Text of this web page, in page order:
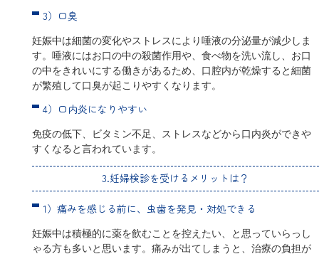
3）口臭
妊娠中は細菌の変化やストレスにより唾液の分泌量が減少しま
す。唾液にはお口の中の殺菌作用や、食べ物を洗い流し、お口
の中をきれいにする働きがあるため、口腔内が乾燥すると細菌
が繁殖して口臭が起こりやすくなります。
4）口内炎になりやすい
免疫の低下、ビタミン不足、ストレスなどから口内炎ができや
すくなると言われています。
3.妊婦検診を受けるメリットは？
1）痛みを感じる前に、虫歯を発見・対処できる
妊娠中は積極的に薬を飲むことを控えたい、と思っていらっし
ゃる方も多いと思います。痛みが出てしまうと、治療の負担が